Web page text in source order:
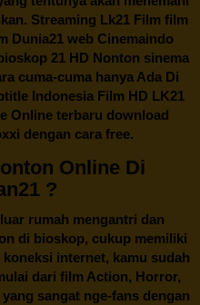
Streaming Lk21 Film film
Dunia21 web Cinemaindo
21 HD Nonton sinema
cuma-cuma hanya Ada Di
Indonesia Film HD LK21
Online terbaru download
dengan cara free.
Online Di
?
rumah mengantri dan
di bioskop, cukup memiliki
internet, kamu sudah
dari film Action, Horror,
sangat nge-fans dengan